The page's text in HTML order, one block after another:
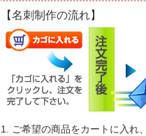
【名刺制作の流れ】
ご希望の商品をカートに入れ